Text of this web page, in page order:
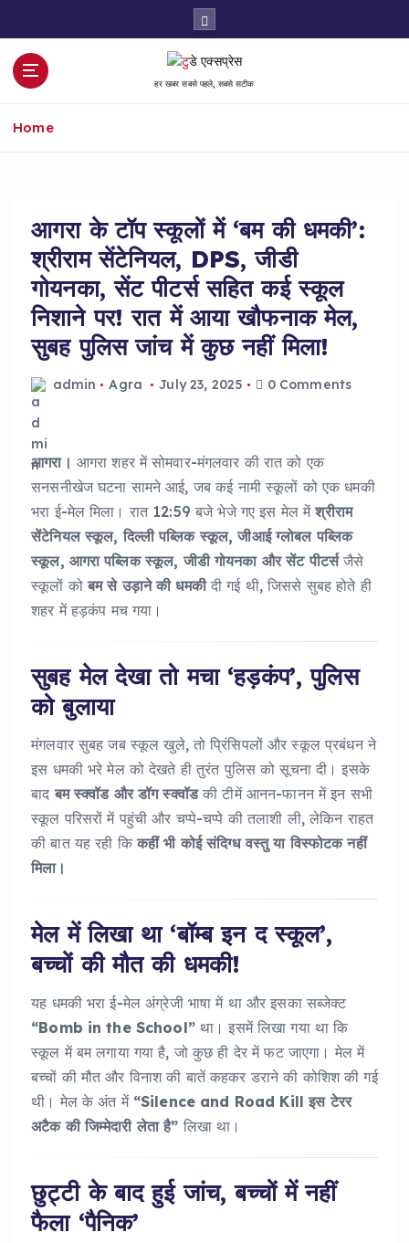
हर खबर सबसे पहले, सबसे सटीक
Home
आगरा के टॉप स्कूलों में ‘बम की धमकी’:
श्रीराम सेंटेनियल, DPS, जीडी
गोयनका, सेंट पीटर्स सहित कई स्कूल
निशाने पर! रात में आया खौफनाक मेल,
सुबह पुलिस जांच में कुछ नहीं मिला!
admin Agra July 23, 2025 0 Comments
आगरा। आगरा शहर में सोमवार-मंगलवार की रात को एक
सनसनीखेज घटना सामने आई, जब कई नामी स्कूलों को एक धमकी
भरा ई-मेल मिला। रात 12:59 बजे भेजे गए इस मेल मेंश्रीराम
सेंटेनियल स्कूल, दिल्ली पब्लिक स्कूल, जीआई ग्लोबल पब्लिक
स्कूल, आगरा पब्लिक स्कूल, जीडी गोयनका और सेंट पीटर्सजैसे
स्कूलों कोबम से उड़ाने की धमकीदी गई थी, जिससे सुबह होते ही
शहर में हड़कंप मच गया।
सुबह मेल देखा तो मचा ‘हड़कंप’, पुलिस
को बुलाया
मंगलवार सुबह जब स्कूल खुले, तो प्रिंसिपलों और स्कूल प्रबंधन ने
इस धमकी भरे मेल को देखते ही तुरंत पुलिस को सूचना दी। इसके
बादबम स्क्वॉड और डॉग स्क्वॉडकी टीमें आनन-फानन में इन सभी
स्कूल परिसरों में पहुंची और चप्पे-चप्पे की तलाशी ली, लेकिन राहत
की बात यह रही किकहीं भी कोई संदिग्ध वस्तु या विस्फोटक नहीं
मिला।
मेल में लिखा था ‘बॉम्ब इन द स्कूल’,
बच्चों की मौत की धमकी!
यह धमकी भरा ई-मेल अंग्रेजी भाषा में था और इसका सब्जेक्ट
“Bomb in the School”था। इसमें लिखा गया था कि
स्कूल में बम लगाया गया है, जो कुछ ही देर में फट जाएगा। मेल में
बच्चों की मौत और विनाश की बातें कहकर डराने की कोशिश की गई
थी। मेल के अंत में “Silence and Road Kill इस टेरर
अटैक की जिम्मेदारी लेता है” लिखा था।
छुट्टी के बाद हुई जांच, बच्चों में नहीं
फैला ‘पैनिक’